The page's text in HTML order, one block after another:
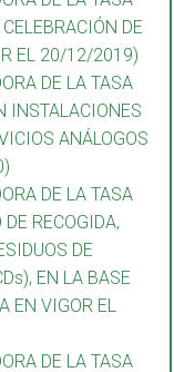
DE
EL 20/12/2019)
DE LA TASA
INSTALACIONES
ANÁLOGOS
DE LA TASA
RECOGIDA,
DE
EN LA BASE
EN VIGOR EL
DE LA TASA